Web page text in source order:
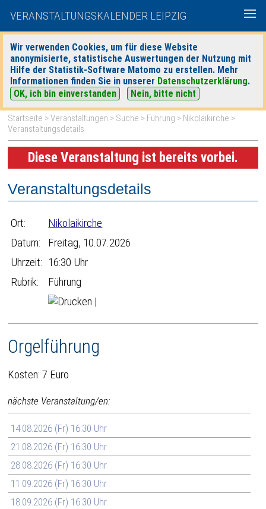
VERANSTALTUNGSKALENDER LEIPZIG
Wir verwenden Cookies, um für diese Website
anonymisierte, statistische Auswertungen der Nutzung mit
Hilfe der Statistik-Software Matomo zu erstellen. Mehr
Informationen finden Sie in unserer Datenschutzerklärung.
OK, ich bin einverstanden
Nein, bitte nicht
heute|morgen| Detaillierte Suche
Startseite >Veranstaltungen > Suche > Führung > Nikolaikirche >
Veranstaltungsdetails
Diese Veranstaltung ist bereits vorbei.
Veranstaltungsdetails
Ort:
Nikolaikirche
Datum:
Freitag, 10.07.2026
Uhrzeit: 16:30 Uhr
Rubrik:
Führung
|
Orgelführung
Kosten: 7 Euro
nächste Veranstaltung/en:
14.08.2026 (Fr) 16:30 Uhr
21.08.2026 (Fr) 16:30 Uhr
28.08.2026 (Fr) 16:30 Uhr
11.09.2026 (Fr) 16:30 Uhr
18.09.2026 (Fr) 16:30 Uhr